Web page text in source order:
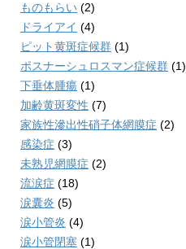
ものもらい (2)
ドライアイ (4)
ピット黄斑症候群 (1)
ポスナーシュロスマン症候群 (1)
下垂体腫瘍 (1)
加齢黄斑変性 (7)
家族性滲出性硝子体網膜症 (2)
感染症 (3)
未熟児網膜症 (2)
流涙症 (18)
涙囊炎 (5)
涙小管炎 (4)
涙小管閉塞 (1)